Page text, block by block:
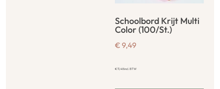
Schoolbord Krijt Multi
Color (100/St.)
€ 9,49
€11,48incl. BTW